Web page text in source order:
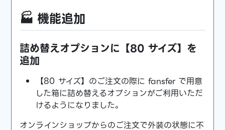
🏭 機能追加
詰め替えオプションに【80 サイズ】を
追加
【80 サイズ】のご注文の際に fansfer で用意
した箱に詰め替えるオプションがご利用いただ
けるようになりました。
オンラインショップからのご注文で外装の状態に不